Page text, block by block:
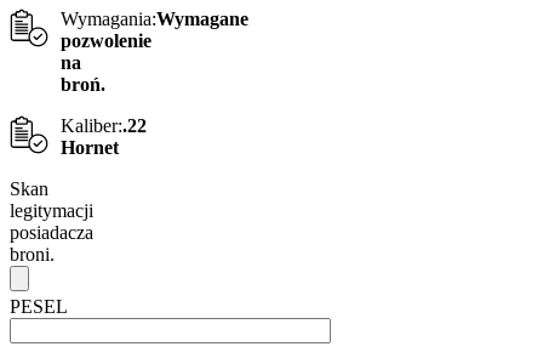
Wymagania:Wymagane
pozwolenie
na
broń.
Kaliber:.22
Hornet
Skan
legitymacji
posiadacza
broni.
PESEL